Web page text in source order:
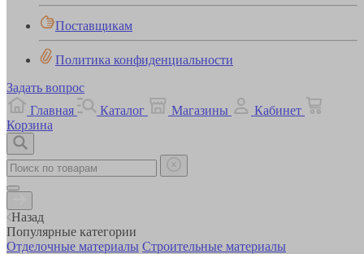
Поставщикам
Политика конфиденциальности
Задать вопрос
Главная
Каталог Магазины
Кабинет
Корзина
Назад
Популярные категории
Отделочные материалы Строительные материалы